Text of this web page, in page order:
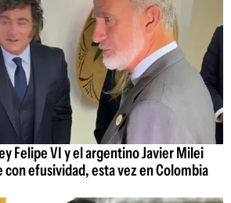
Felipe VI y el argentino Javier Milei
con efusividad, esta vez en Colombia